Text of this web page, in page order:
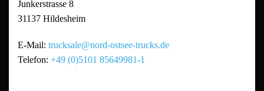
Junkerstrasse 8
31137 Hildesheim
E-Mail: trucksale@nord-ostsee-trucks.de
Telefon: +49 (0)5101 85649981-1